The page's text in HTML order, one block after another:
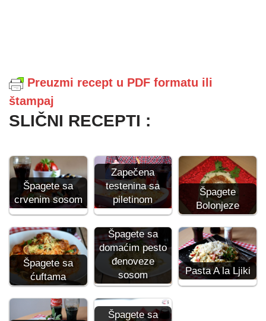
Preuzmi recept u PDF formatu ili
štampaj
SLIČNI RECEPTI :
Špagete sa
crvenim sosom
Zapečena
testenina sa
piletinom
Špagete
Bolonjeze
Špagete sa
ćuftama
Špagete sa
domaćim pesto
đenoveze
sosom
Pasta A la Ljiki
Špagete sa